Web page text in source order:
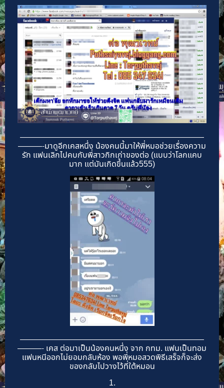
———————————————————————
———-มาดูอีกเคสหนึ่ง น้องคนนี้มาให้พี่หมอช่วยเรื่องความ
รัก แฟนเลิกไปคบกับพี่สาวกิกเก่าของต่อ (แบบว่าโลกแคบ
มาก แต่มันเกิดขึ้นแล้ว555)
———————————————————————
———- เคส ต่อมาเป็นน้องคนหนึ่ง จาก กทม. แฟนเป็นทอม
แฟนหนีออกไม่ยอมกลับห้อง พอพี่หมอสวดพิธีเสร็จก็จะส่ง
ของกลับไปวางไว้ที่ใต้หมอน
1.